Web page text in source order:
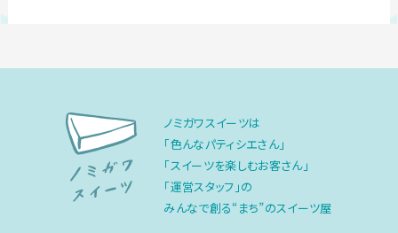
ノミガワスイーツは
「色んなパティシエさん」
「スイーツを楽しむお客さん」
「運営スタッフ」の
みんなで創る“まち”のスイーツ屋